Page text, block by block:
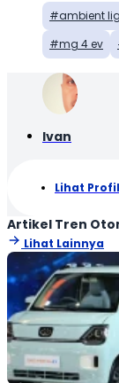
ambient
mg 4 ev
Ivan
Lihat Profil
Artikel Tren
Lihat Lainnya